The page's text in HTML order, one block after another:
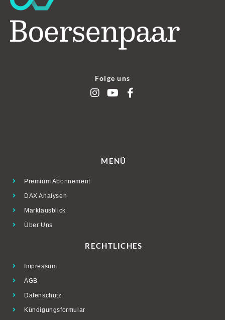
Folge uns
MENÜ
Premium Abonnement
DAX Analysen
Marktausblick
Über Uns
RECHTLICHES
Impressum
AGB
Datenschutz
Kündigungsformular